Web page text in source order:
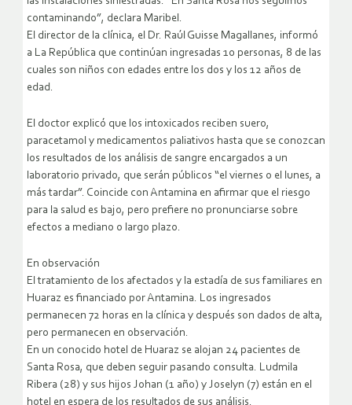
contaminando”, declara Maribel.
El director de la clínica, el Dr. Raúl Guisse Magallanes, informó
a La República que continúan ingresadas 10 personas, 8 de las
cuales son niños con edades entre los dos y los 12 años de
edad.
El doctor explicó que los intoxicados reciben suero,
paracetamol y medicamentos paliativos hasta que se conozcan
los resultados de los análisis de sangre encargados a un
laboratorio privado, que serán públicos “el viernes o el lunes, a
más tardar”. Coincide con Antamina en afirmar que el riesgo
para la salud es bajo, pero prefiere no pronunciarse sobre
efectos a mediano o largo plazo.
En observación
El tratamiento de los afectados y la estadía de sus familiares en
Huaraz es financiado por Antamina. Los ingresados
permanecen 72 horas en la clínica y después son dados de alta,
pero permanecen en observación.
En un conocido hotel de Huaraz se alojan 24 pacientes de
Santa Rosa, que deben seguir pasando consulta. Ludmila
Ribera (28) y sus hijos Johan (1 año) y Joselyn (7) están en el
hotel en espera de los resultados de sus análisis.